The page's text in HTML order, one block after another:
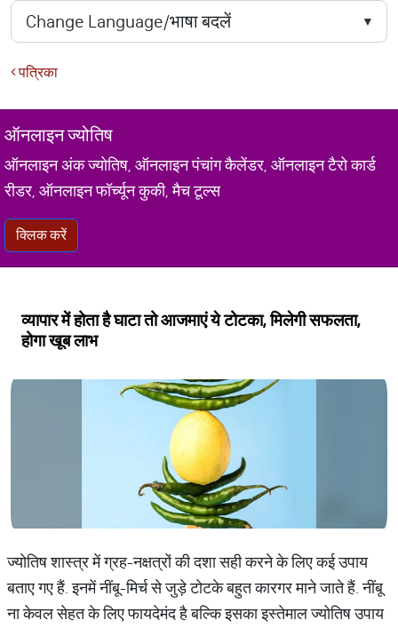
पत्रिका
ऑनलाइन ज्योतिष
ऑनलाइन अंक ज्योतिष, ऑनलाइन पंचांग कैलेंडर, ऑनलाइन टैरो कार्ड
रीडर, ऑनलाइन फॉर्च्यून कुकी, मैच टूल्स
क्लिक करें
व्यापार में होता है घाटा तो आजमाएं ये टोटका, मिलेगी सफलता,
होगा खूब लाभ
ज्योतिष शास्त्र में ग्रह-नक्षत्रों की दशा सही करने के लिए कई उपाय
बताए गए हैं. इनमें नींबू-मिर्च से जुड़े टोटके बहुत कारगर माने जाते हैं. नींबू
ना केवल सेहत के लिए फायदेमंद है बल्कि इसका इस्तेमाल ज्योतिष उपाय